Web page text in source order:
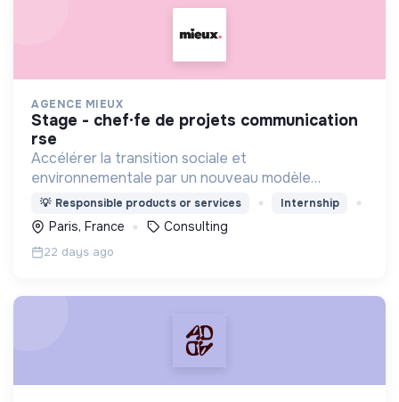
AGENCE MIEUX
stage - chef·fe de projets communication
rse
Accélérer la transition sociale et
environnementale par un nouveau modèle
d'agence engagée, experte, agile, créative et
heureuse.
💡 Responsible products or services Internship
Paris, France Consulting
22 days ago